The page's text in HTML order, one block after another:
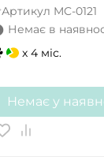
Артикул MC-0121
Немає в
x 4 міс.
Немає у